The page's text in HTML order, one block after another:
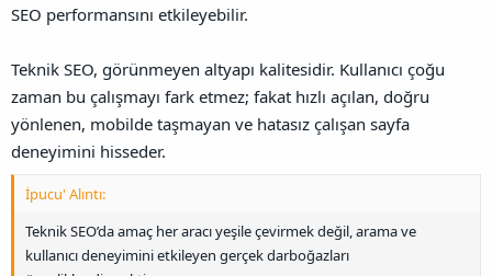
SEO performansını etkileyebilir.
Teknik SEO, görünmeyen altyapı kalitesidir. Kullanıcı çoğu
zaman bu çalışmayı fark etmez; fakat hızlı açılan, doğru
yönlenen, mobilde taşmayan ve hatasız çalışan sayfa
deneyimini hisseder.
İpucu' Alıntı:
Teknik SEO’da amaç her aracı yeşile çevirmek değil, arama ve
kullanıcı deneyimini etkileyen gerçek darboğazları